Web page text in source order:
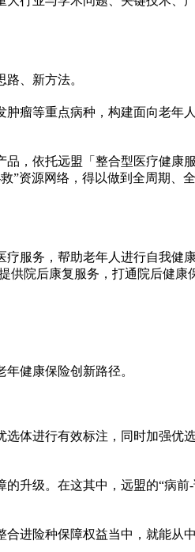
、新方法。
瘤等重点病种，构建面向老年
品，依托远盟「整合型医疗健康
”资源网络，得以做到全周期、
疗服务，帮助老年人进行自我健
院后康复服务，打通院后健康
健康保险创新路径。
体进行有效标注，同时加强优
升级。在这其中，远盟的“病前
进险种保障权益当中，就能从